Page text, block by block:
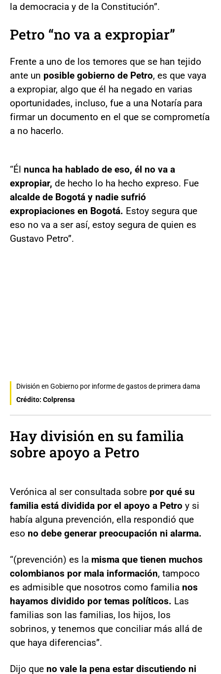
la democracia y de la Constitución”.
Petro “no va a expropiar”
Frente a uno de los temores que se han tejido
ante un posible gobierno de Petro, es que vaya
a expropiar, algo que él ha negado en varias
oportunidades, incluso, fue a una Notaría para
firmar un documento en el que se comprometía
a no hacerlo.
“Él nunca ha hablado de eso, él no va a
expropiar, de hecho lo ha hecho expreso. Fue
alcalde de Bogotá y nadie sufrió
expropiaciones en Bogotá. Estoy segura que
eso no va a ser así, estoy segura de quien es
Gustavo Petro”.
División en Gobierno por informe de gastos de primera dama
Crédito: Colprensa
Hay división en su familia
sobre apoyo a Petro
Verónica al ser consultada sobre por qué su
familia está dividida por el apoyo a Petro y si
había alguna prevención, ella respondió que
eso no debe generar preocupación ni alarma.
“(prevención) es la misma que tienen muchos
colombianos por mala información, tampoco
es admisible que nosotros como familia nos
hayamos dividido por temas políticos. Las
familias son las familias, los hijos, los
sobrinos, y tenemos que conciliar más allá de
que haya diferencias”.
Dijo que no vale la pena estar discutiendo ni